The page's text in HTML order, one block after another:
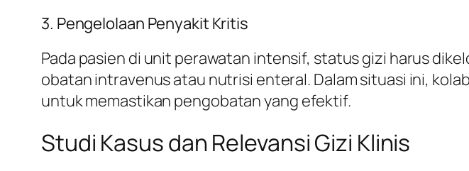
3. Pengelolaan Penyakit Kritis
Pada pasien di unit perawatan intensif, status gizi harus
obatan intravenus atau nutrisi enteral. Dalam situasi ini,
untuk memastikan pengobatan yang efektif.
Studi Kasus dan Relevansi Gizi Klinis